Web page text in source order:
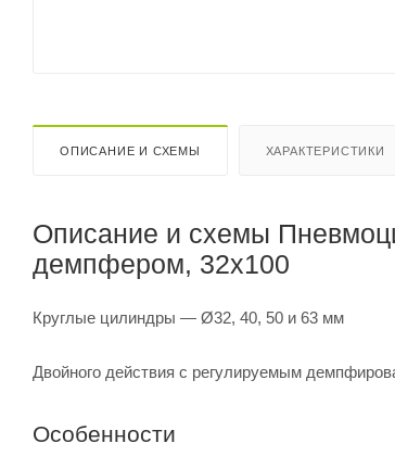
ОПИСАНИЕ И СХЕМЫ ХАРАКТЕРИСТИКИ
Описание и схемы
демпфером, 32x100
Круглые цилиндры — Ø32, 40, 50 и 63 мм
Двойного действия с регулируемым
Особенности